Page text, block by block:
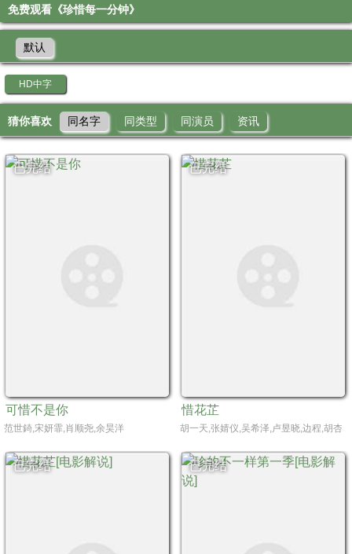
免费观看《珍惜每一分钟》
默认
HD中字
猜你喜欢 同名字 同类型 同演员 资讯
已完结
可惜不是你
范世錡,宋妍霏,肖顺尧,余昊洋
已完结
惜花芷
胡一天,张婧仪,吴希泽,卢昱晓,边程,胡杏
已完结 已完结